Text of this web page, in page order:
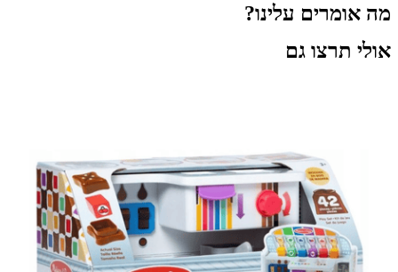
מה אומרים עלינו?
אולי תרצו גם